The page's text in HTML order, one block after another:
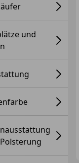
und